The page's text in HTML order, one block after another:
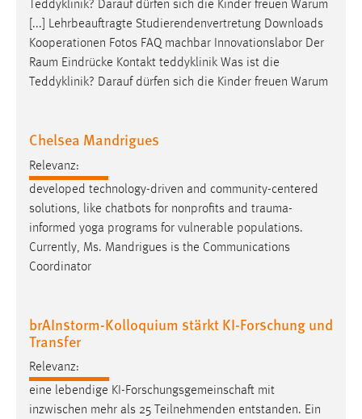
Teddyklinik? Darauf dürfen sich die Kinder freuen Warum
[...] Lehrbeauftragte Studierendenvertretung Downloads
Kooperationen Fotos FAQ machbar Innovationslabor Der
Raum Eindrücke Kontakt teddyklinik Was ist die
Teddyklinik? Darauf dürfen sich die Kinder freuen Warum
Chelsea Mandrigues
Relevanz:
developed technology-driven and community-centered
solutions, like chatbots for nonprofits and trauma-
informed yoga programs for vulnerable populations.
Currently, Ms. Mandrigues is the Communications
Coordinator
brAInstorm-Kolloquium stärkt KI-Forschung und
Transfer
Relevanz:
eine lebendige KI-Forschungsgemeinschaft mit
inzwischen mehr als 25 Teilnehmenden entstanden. Ein